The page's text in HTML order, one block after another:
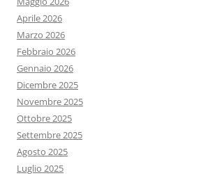
Aprile 2026
Marzo 2026
Febbraio 2026
Gennaio 2026
Dicembre 2025
Novembre 2025
Ottobre 2025
Settembre 2025
Agosto 2025
Luglio 2025